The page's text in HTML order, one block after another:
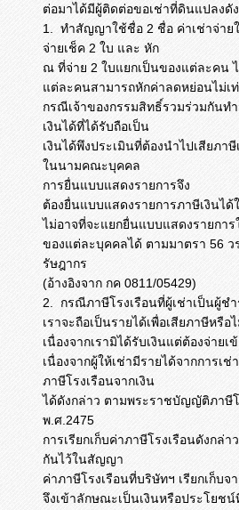
ต่อมาได้มีผู้ติดต่อขอเช่าที่ดินแปลงดั
1. ทำสัญญาใช้ชื่อ 2 ชื่อ ค่าเช่าจ่าย
จ่ายเช็ค 2 ใบ และ หัก
ณ ที่จ่าย 2 ใบแยกเป็นของแต่ละคน
แต่ละคนสามารถหักค่าลดหย่อนไม่เ
กรณีเจ้าของกรรมสิทธิ์รวมร่วมกัน
เงินได้ที่ได้รับถือเป็น
เงินได้พึงประเมินที่ต้องนำไปเสียภา
ในนามคณะบุคคล
การยื่นแบบแสดงรายการจึง
ต้องยื่นแบบแสดงรายการภาษีเงินไ
ไม่อาจที่จะแยกยื่นแบบแสดงรายกา
ของแต่ละบุคคลได้ ตามมาตรา 56 ว
รัษฎากร
(อ้างอิงจาก กค 0811/05429)
2. กรณีภาษีโรงเรือนที่ผู้เช่าเป็นผู้ช
เราจะถือเป็นรายได้เพื่อเสียภาษีหรือ
เนื่องจากเรามิได้รับเงินแต่ต้องจ่ายเ
เนื่องจากผู้ให้เช่ามีรายได้จากการเช่
ภาษีโรงเรือนจากเงิน
ได้ดังกล่าว ตามพระราชบัญญัติภาษี
พ.ศ.2475
การเรียกเก็บค่าภาษีโรงเรือนดังกล่
กันไว้ในสัญญา
ค่าภาษีโรงเรือนที่บริษัทฯ เรียกเก็บจ
จึงเข้าลักษณะเป็นเงินหรือประโยชน์